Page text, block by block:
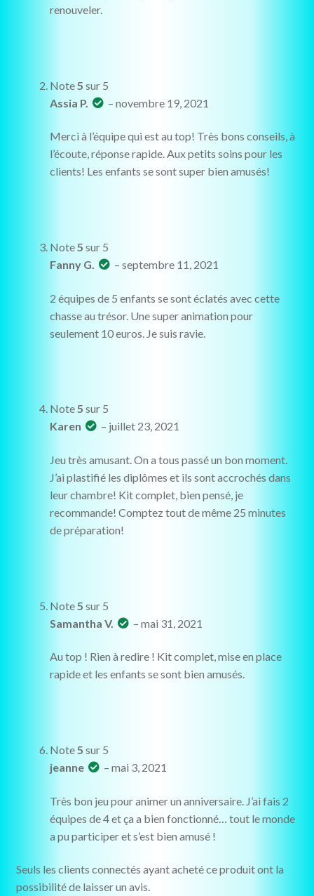
renouveler.
Note 5 sur 5
Assia P.
– novembre 19, 2021
Merci à l’équipe qui est au top! Très bons conseils, à
l’écoute, réponse rapide. Aux petits soins pour les
clients! Les enfants se sont super bien amusés!
Note5 sur 5
Fanny G.
– septembre 11, 2021
2 équipes de 5 enfants se sont éclatés avec cette
chasse au trésor. Une super animation pour
seulement 10 euros. Je suis ravie.
Note5 sur 5
Karen
– juillet 23, 2021
Jeu très amusant. On a tous passé un bon moment.
J’ai plastifié les diplômes et ils sont accrochés dans
leur chambre! Kit complet, bien pensé, je
recommande! Comptez tout de même 25 minutes
de préparation!
Note 5 sur 5
Samantha V.
– mai 31, 2021
Au top ! Rien à redire ! Kit complet, mise en place
rapide et les enfants se sont bien amusés.
Note5 sur 5
jeanne
– mai 3, 2021
Très bon jeu pour animer un anniversaire. J’ai fais 2
équipes de 4 et ça a bien fonctionné… tout le monde
a pu participer et s’est bien amusé !
Seuls les clients connectés ayant acheté ce produit ont la
possibilité de laisser un avis.